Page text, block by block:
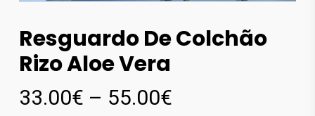
Resguardo De Colchão
Rizo Aloe Vera
33.00€ – 55.00€Price